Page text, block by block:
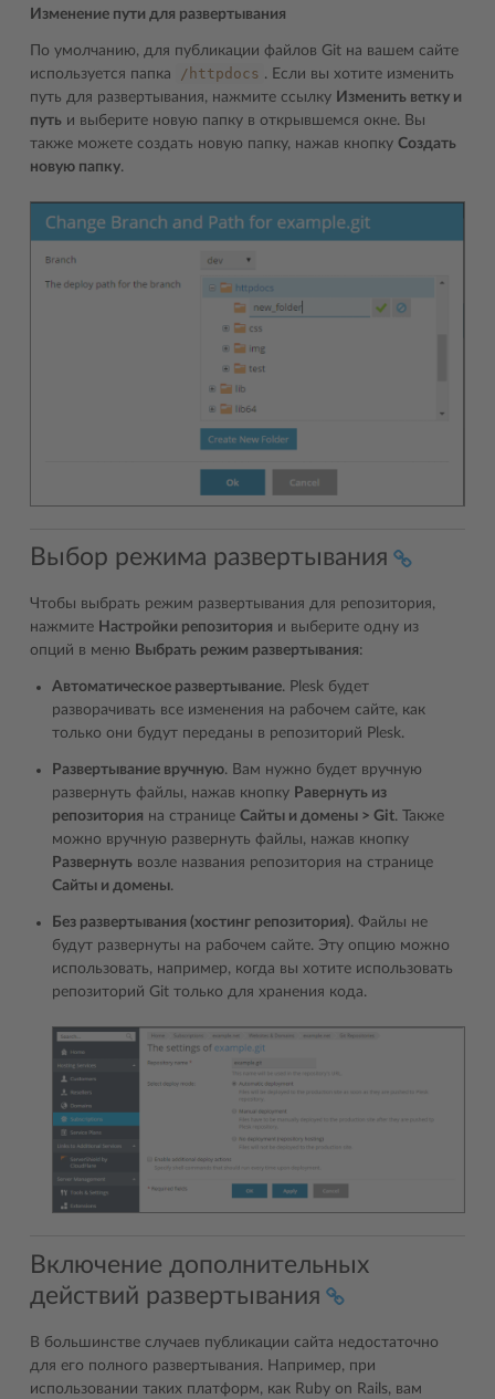
Изменение пути для развертывания
По умолчанию, для публикации файлов Git на вашем сайте
используется папка
/httpdocs . Если вы хотите изменить
путь для развертывания, нажмите ссылку Изменить ветку и
путь и выберите новую папку в открывшемся окне. Вы
также можете создать новую папку, нажав кнопку Создать
новую папку.
Выбор режима развертывания
Чтобы выбрать режим развертывания для репозитория,
нажмите Настройки репозитория и выберите одну из
опций в меню Выбрать режим развертывания:
Автоматическое развертывание. Plesk будет
разворачивать все изменения на рабочем сайте, как
только они будут переданы в репозиторий Plesk.
Развертывание вручную. Вам нужно будет вручную
развернуть файлы, нажав кнопку Равернуть из
репозитория на странице Сайты и домены > Git. Также
можно вручную развернуть файлы, нажав кнопку
Развернуть возле названия репозитория на странице
Сайты и домены.
Без развертывания (хостинг репозитория). Файлы не
будут развернуты на рабочем сайте. Эту опцию можно
использовать, например, когда вы хотите использовать
репозиторий Git только для хранения кода.
Включение дополнительных
действий развертывания
В большинстве случаев публикации сайта недостаточно
для его полного развертывания. Например, при
использовании таких платформ, как Ruby on Rails, вам